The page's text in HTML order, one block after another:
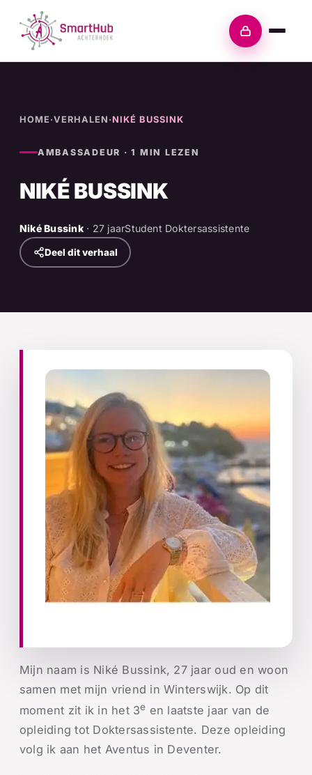
content
Inloggen
HOME ·VERHALEN ·NIKÉ BUSSINK
AMBASSADEUR · 1 MIN LEZEN
NIKÉ BUSSINK
Niké Bussink· 27 jaarStudent Doktersassistente
Deel dit verhaal
Mijn naam is Niké Bussink, 27 jaar oud en woon
samen met mijn vriend in Winterswijk. Op dit
moment zit ik in het 3e en laatste jaar van de
opleiding tot Doktersassistente. Deze opleiding
volg ik aan het Aventus in Deventer.